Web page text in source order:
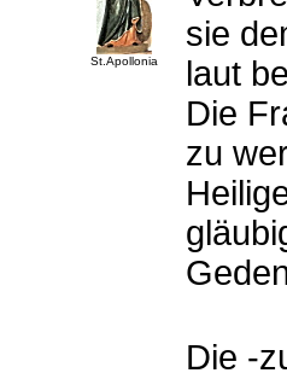
St.Apollonia
sie
laut
Die
zu
Die -